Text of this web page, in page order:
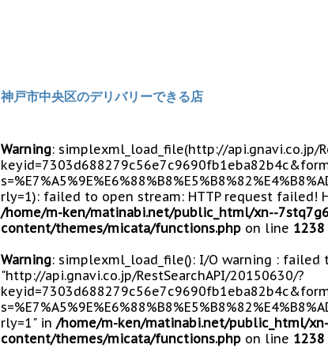
神戸市中央区のデリバリーできる店
Warning: simplexml_load_file(http://api.gnavi.co.jp/
rly=1): failed to open stream: HTTP request failed!
/home/m-ken/matinabi.net/public_html/xn--
content/themes/micata/functions.php on line 1238
Warning: simplexml_load_file(): I/O warning :
"http://api.gnavi.co.jp/RestSearchAPI/20150630/?
rly=1" in /home/m-ken/matinabi.net/public_html/
content/themes/micata/functions.php on line 1238